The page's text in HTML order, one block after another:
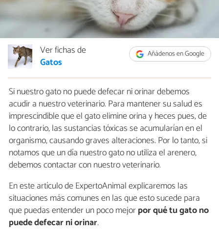
Añádenos en Google
Ver fichas de
Gatos
Si nuestro gato no puede defecar ni orinar debemos
acudir a nuestro veterinario. Para mantener su salud es
imprescindible que el gato elimine orina y heces pues, de
lo contrario, las sustancias tóxicas se acumularían en el
organismo, causando graves alteraciones. Por lo tanto, si
notamos que un día nuestro gato no utiliza el arenero,
debemos contactar con nuestro veterinario.
En este artículo de ExpertoAnimal explicaremos las
situaciones más comunes en las que esto sucede para
que puedas entender un poco mejorpor qué tu gato no
puede defecar ni orinar.